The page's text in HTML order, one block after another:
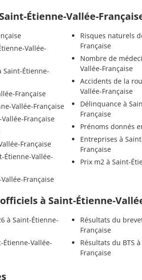
Étienne-Vallée-
Vallée-
Saint-Étienne-
Française
Vallée-Française
Française
Vallée-Française
Étienne-Vallée-
Française
Risques naturels
Française
Nombre de
Vallée-Française
Accidents de la
Vallée-Française
Délinquance à
Française
Prénoms donnés
Entreprises à
Française
Prix m2 à Saint-
à Saint-Étienne-
à Saint-Étienne-
Étienne-Vallée-
Résultats du
Française
Résultats du BTS
Française